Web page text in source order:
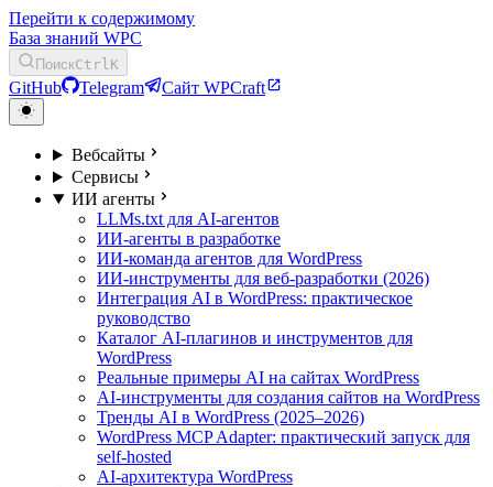
Перейти к содержимому
База знаний WPC
ПоискCtrlK
GitHub Telegram Сайт WPCraft
Вебсайты
Сервисы
ИИ агенты
LLMs.txt для AI-агентов
ИИ-агенты в разработке
ИИ-команда агентов для WordPress
ИИ-инструменты для веб-разработки (2026)
Интеграция AI в WordPress: практическое
руководство
Каталог AI-плагинов и инструментов для
WordPress
Реальные примеры AI на сайтах WordPress
AI-инструменты для создания сайтов на WordPress
Тренды AI в WordPress (2025–2026)
WordPress MCP Adapter: практический запуск для
self-hosted
AI-архитектура WordPress